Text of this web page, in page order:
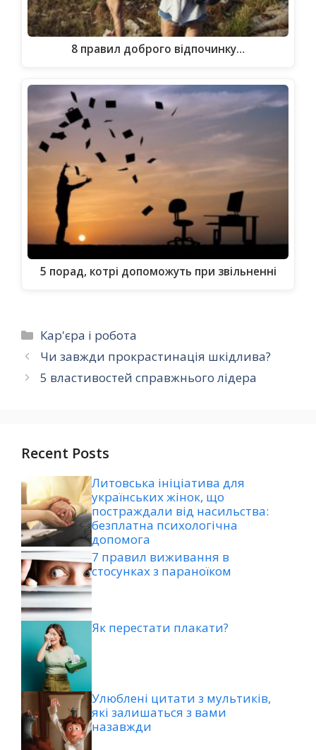
8 правил доброго відпочинку…
5 порад, котрі допоможуть при звільненні
Категорії
Кар'єра і робота
Чи завжди прокрастинація шкідлива?
5 властивостей справжнього лідера
Recent Posts
Литовська ініціатива для
українських жінок, що
постраждали від насильства:
безплатна психологічна
допомога
7 правил виживання в
стосунках з параноїком
Як перестати плакати?
Улюблені цитати з мультиків,
які залишаться з вами
назавжди